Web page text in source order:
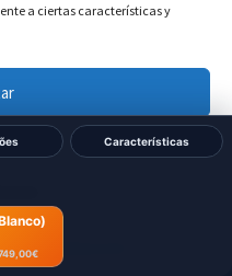
a ciertas características y
Privacidad
Características